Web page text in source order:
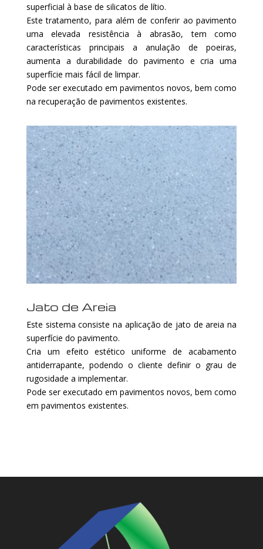
superficial à base de silicatos de lítio.
Este tratamento, para além de conferir ao pavimento
uma elevada resistência à abrasão, tem como
características principais a anulação de poeiras,
aumenta a durabilidade do pavimento e cria uma
superfície mais fácil de limpar.
Pode ser executado em pavimentos novos, bem como
na recuperação de pavimentos existentes.
Jato de Areia
Este sistema consiste na aplicação de jato de areia na
superfície do pavimento.
Cria um efeito estético uniforme de acabamento
antiderrapante, podendo o cliente definir o grau de
rugosidade a implementar.
Pode ser executado em pavimentos novos, bem como
em pavimentos existentes.